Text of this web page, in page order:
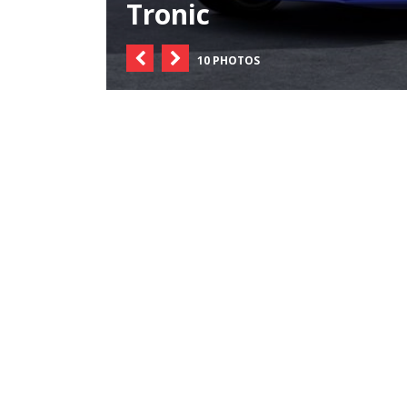
Tronic
10 PHOTOS